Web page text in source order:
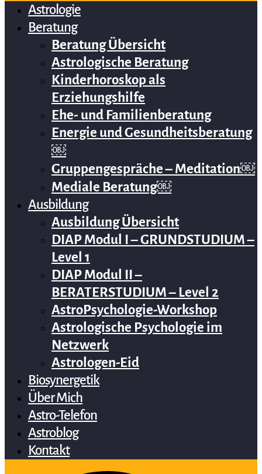
Astrologie
Beratung
Beratung Übersicht
Astrologische Beratung
Kinderhoroskop als
Erziehungshilfe
Ehe- und Familienberatung
Energie und Gesundheitsberatung
￼
Gruppengespräche – Meditation￼
Mediale Beratung￼
Ausbildung
Ausbildung Übersicht
DIAP Modul I – GRUNDSTUDIUM –
Level 1
DIAP Modul II –
BERATERSTUDIUM – Level 2
AstroPsychologie-Workshop
Astrologische Psychologie im
Netzwerk
Astrologen-Eid
Biosynergetik
Über Mich
Astro-Telefon
Astroblog
Kontakt